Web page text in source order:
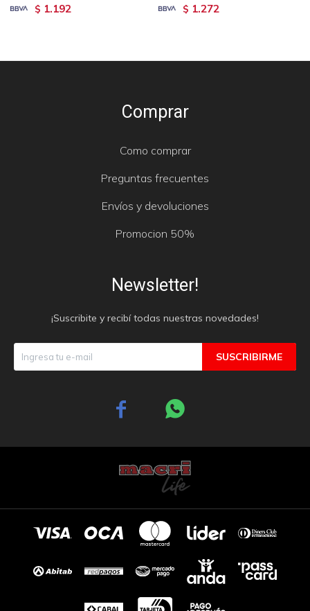
$ 1.192 $ 1.272
Comprar
Como comprar
Preguntas frecuentes
Envíos y devoluciones
Promocion 50%
Newsletter!
¡Suscribite y recibí todas nuestras novedades!
SUSCRIBIRME
 